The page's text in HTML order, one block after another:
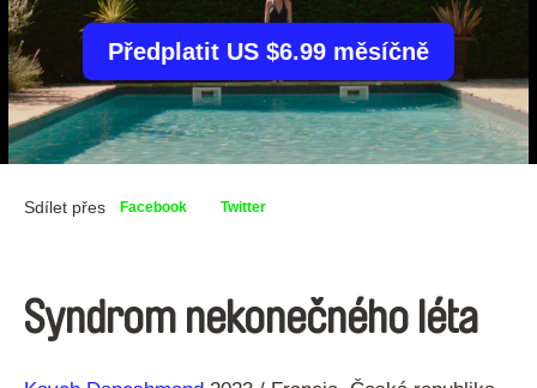
Předplatit US $6.99 měsíčně
Sdílet přes Facebook Twitter
Syndrom nekonečného léta